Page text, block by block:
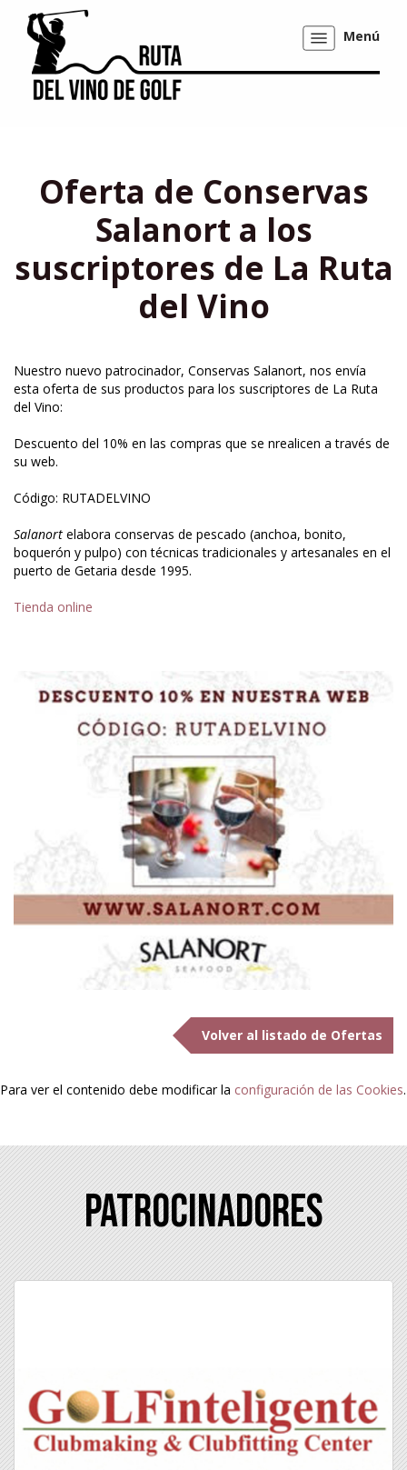
Mostrar/ocultar
navegación
Menú
Oferta de Conservas
Salanort a los
suscriptores de La Ruta
del Vino
Nuestro nuevo patrocinador, Conservas Salanort, nos envía
esta oferta de sus productos para los suscriptores de La Ruta
del Vino:
Descuento del 10% en las compras que se nrealicen a través de
su web.
Código: RUTADELVINO
Salanort elabora conservas de pescado (anchoa, bonito,
boquerón y pulpo) con técnicas tradicionales y artesanales en el
puerto de Getaria desde 1995.
Tienda online
Volver al listado de Ofertas
Para ver el contenido debe modificar la configuración de las Cookies.
Patrocinadores